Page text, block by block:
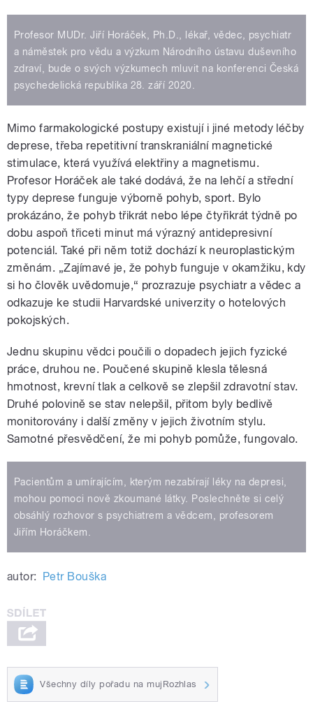
Profesor MUDr. Jiří Horáček, Ph.D., lékař, vědec, psychiatr
a náměstek pro vědu a výzkum Národního ústavu duševního
zdraví, bude o svých výzkumech mluvit na konferenci Česká
psychedelická republika 28. září 2020.
Mimo farmakologické postupy existují i jiné metody léčby
deprese, třeba repetitivní transkraniální magnetické
stimulace, která využívá elektřiny a magnetismu.
Profesor Horáček ale také dodává, že na lehčí a střední
typy deprese funguje výborně pohyb, sport. Bylo
prokázáno, že pohyb třikrát nebo lépe čtyřikrát týdně po
dobu aspoň třiceti minut má výrazný antidepresivní
potenciál. Také při něm totiž dochází k neuroplastickým
změnám. „Zajímavé je, že pohyb funguje v okamžiku, kdy
si ho člověk uvědomuje,“ prozrazuje psychiatr a vědec a
odkazuje ke studii Harvardské univerzity o hotelových
pokojských.
Jednu skupinu vědci poučili o dopadech jejich fyzické
práce, druhou ne. Poučené skupině klesla tělesná
hmotnost, krevní tlak a celkově se zlepšil zdravotní stav.
Druhé polovině se stav nelepšil, přitom byly bedlivě
monitorovány i další změny v jejich životním stylu.
Samotné přesvědčení, že mi pohyb pomůže, fungovalo.
Pacientům a umírajícím, kterým nezabírají léky na depresi,
mohou pomoci nově zkoumané látky. Poslechněte si celý
obsáhlý rozhovor s psychiatrem a vědcem, profesorem
Jiřím Horáčkem.
autor: Petr Bouška
Všechny díly pořadu na mujRozhlas